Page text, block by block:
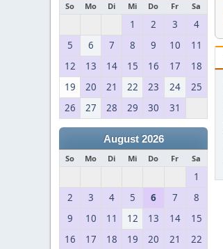
So Mo Di Mi Do Fr Sa
1 2 3
4
5
6 7 8 9 10
11
12
13 14 15 16 17
18
19
20 21 22 23 24
25
26
27 28 29 30 31
August 2026
So Mo Di Mi Do Fr Sa
1
2
3 4 5 6 7
8
9
10 11 12 13 14
15
16
17 18 19 20 21 22